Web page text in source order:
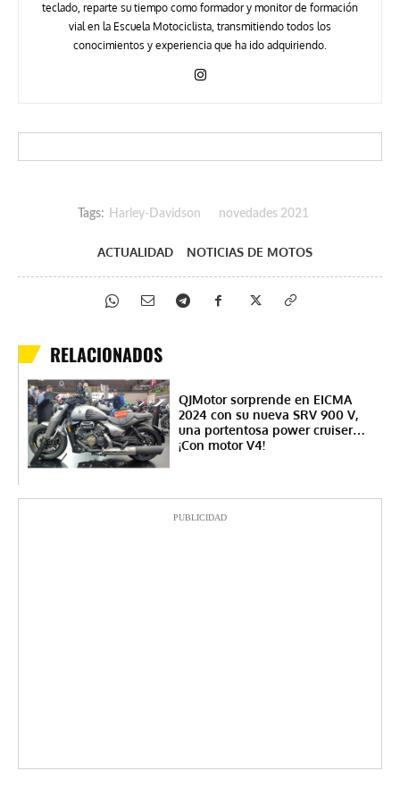
teclado, reparte su tiempo como formador y monitor de formación
vial en la Escuela Motociclista, transmitiendo todos los
conocimientos y experiencia que ha ido adquiriendo.
Tags: Harley-Davidson novedades 2021
ACTUALIDAD NOTICIAS DE MOTOS
RELACIONADOS
QJMotor sorprende en EICMA
2024 con su nueva SRV 900 V,
una portentosa power cruiser…
¡Con motor V4!
PUBLICIDAD